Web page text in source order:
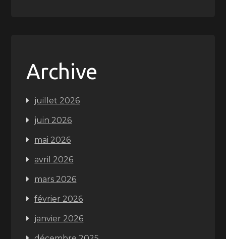
Archive
juillet 2026
juin 2026
mai 2026
avril 2026
mars 2026
février 2026
janvier 2026